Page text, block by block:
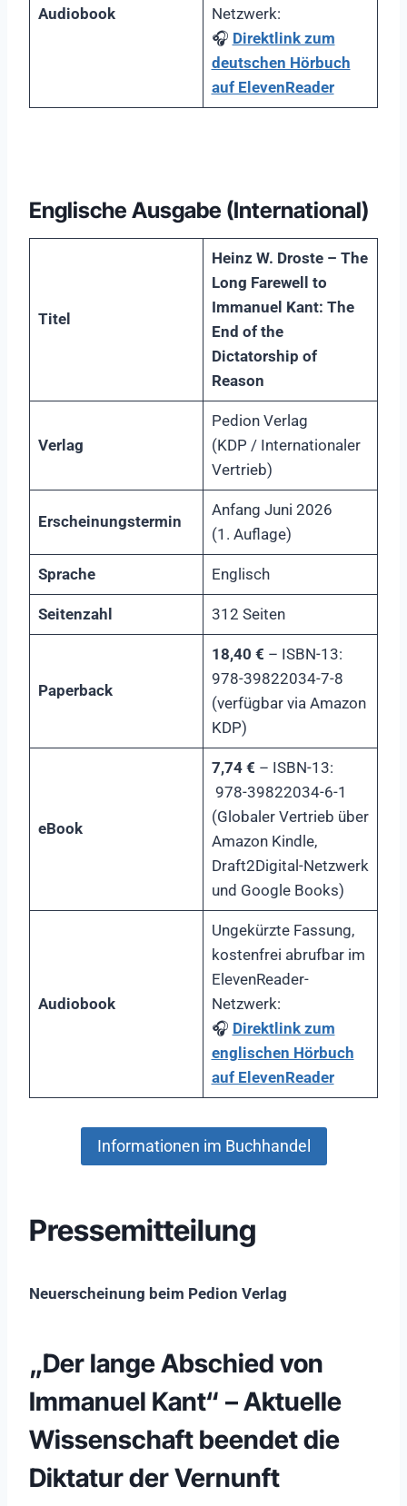
Audiobook
Netzwerk:
🎧 Direktlink zum
deutschen Hörbuch
auf ElevenReader
Englische Ausgabe (International)
Titel
Heinz W. Droste – The
Long Farewell to
Immanuel Kant: The
End of the
Dictatorship of
Reason
Verlag
Pedion Verlag
(KDP / Internationaler
Vertrieb)
Erscheinungstermin
Anfang Juni 2026
(1. Auflage)
Sprache Englisch
Seitenzahl 312 Seiten
Paperback
18,40 € – ISBN-13:
978-39822034-7-8
(verfügbar via Amazon
KDP)
eBook
7,74 € – ISBN-13:
978-39822034-6-1
(Globaler Vertrieb über
Amazon Kindle,
Draft2Digital-Netzwerk
und Google Books)
Audiobook
Ungekürzte Fassung,
kostenfrei abrufbar im
ElevenReader-
Netzwerk:
🎧 Direktlink zum
englischen Hörbuch
auf ElevenReader
Informationen im Buchhandel
Pressemitteilung
Neuerscheinung beim Pedion Verlag
„Der lange Abschied von
Immanuel Kant“ – Aktuelle
Wissenschaft beendet die
Diktatur der Vernunft